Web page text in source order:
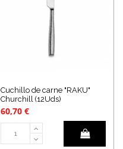
Cuchillo de carne "RAKU"
Churchill (12Uds)
60,70 €